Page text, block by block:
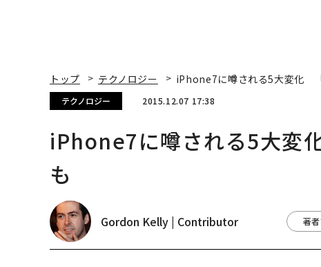
トップ テクノロジー iPhone7に噂される5大変化
テクノロジー 2015.12.07 17:38
iPhone7に噂される5大変
も
Gordon Kelly | Contributor 著